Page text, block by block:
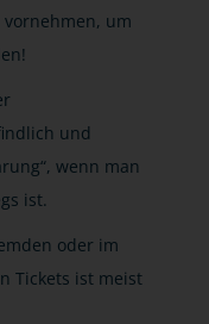
um
und
wenn man
ist.
oder im
Tickets ist meist